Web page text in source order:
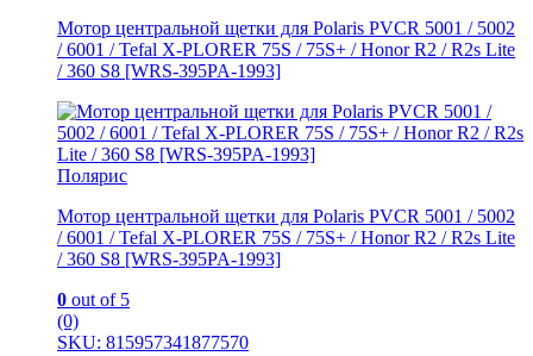
Мотор центральной щетки для Polaris PVCR 5001 / 5002
/ 6001 / Tefal X-PLORER 75S / 75S+ / Honor R2 / R2s Litе
/ 360 S8 [WRS-395PA-1993]
Полярис
Мотор центральной щетки для Polaris PVCR 5001 / 5002
/ 6001 / Tefal X-PLORER 75S / 75S+ / Honor R2 / R2s Litе
/ 360 S8 [WRS-395PA-1993]
0 out of 5
(0)
SKU: 815957341877570